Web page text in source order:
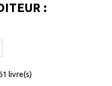
:
livre(s)